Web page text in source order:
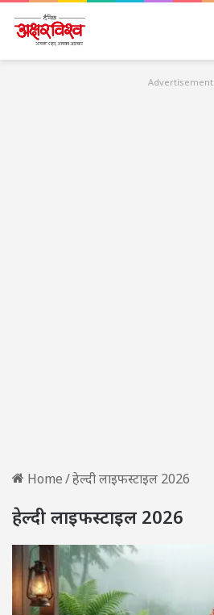
Advertisement
Home/हेल्दी लाइफस्टाइल 2026
हेल्दी लाइफस्टाइल 2026